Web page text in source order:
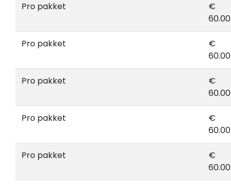
Pro pakket
€
60.00
Pro pakket
€
60.00
Pro pakket
€
60.00
Pro pakket
€
60.00
Pro pakket
€
60.00